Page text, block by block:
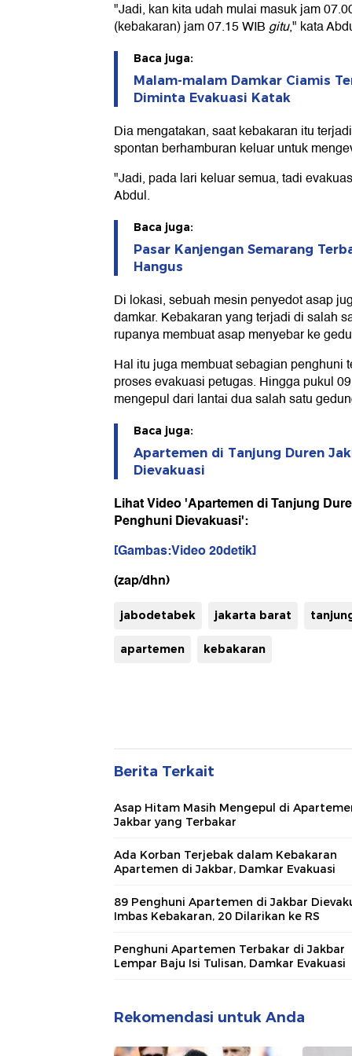
"Jadi, kan kita udah mulai masuk jam
(kebakaran) jam 07.15 WIBgitu," kata
Baca juga:
Malam-malam Damkar Ciamis
Diminta Evakuasi Katak
Dia mengatakan, saat kebakaran itu
spontan berhamburan keluar untuk
"Jadi, pada lari keluar semua, tadi
Abdul.
Baca juga:
Pasar Kanjengan Semarang
Hangus
Di lokasi, sebuah mesin penyedot asap
damkar. Kebakaran yang terjadi di salah
rupanya membuat asap menyebar ke
Hal itu juga membuat sebagian penghuni
proses evakuasi petugas. Hingga pukul
mengepul dari lantai dua salah satu
Baca juga:
Apartemen di Tanjung Duren
Dievakuasi
Lihat Video 'Apartemen di Tanjung
Penghuni Dievakuasi':
[Gambas:Video 20detik]
(zap/dhn)
jabodetabek jakarta barat
apartemen kebakaran
Berita Terkait
Asap Hitam Masih Mengepul di
Jakbar yang Terbakar
Ada Korban Terjebak dalam Kebakaran
Apartemen di Jakbar, Damkar Evakuasi
89 Penghuni Apartemen di Jakbar
Imbas Kebakaran, 20 Dilarikan ke RS
Penghuni Apartemen Terbakar di Jakbar
Lempar Baju Isi Tulisan, Damkar Evakuasi
Rekomendasi untuk Anda